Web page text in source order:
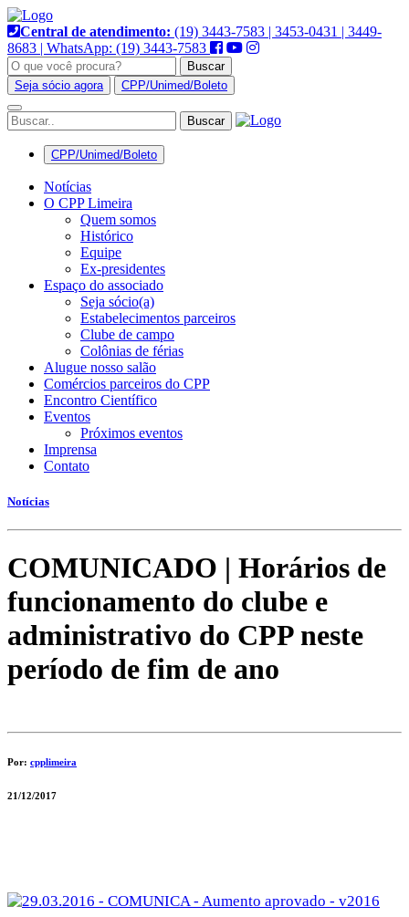
Pular
para
o
conteúdo
Central de atendimento: (19) 3443-7583 | 3453-0431 | 3449-
8683 | WhatsApp: (19) 3443-7583
Buscar
Seja sócio agora
CPP/Unimed/Boleto
Alternar
navegação
CPP/Unimed/Boleto
Notícias
O CPP Limeira
Quem somos
Histórico
Equipe
Ex-presidentes
Espaço do associado
Seja sócio(a)
Estabelecimentos parceiros
Clube de campo
Colônias de férias
Alugue nosso salão
Comércios parceiros do CPP
Encontro Científico
Eventos
Próximos eventos
Imprensa
Contato
Notícias
COMUNICADO | Horários de
funcionamento do clube e
administrativo do CPP neste
período de fim de ano
Por: cpplimeira
21/12/2017